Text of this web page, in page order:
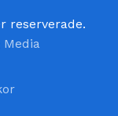
reserverade.